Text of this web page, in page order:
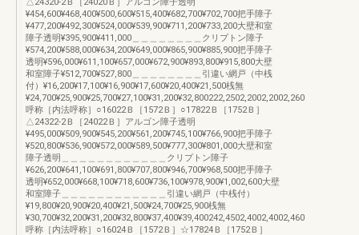
¥454,600¥468,400¥500,600¥515,400¥682,700¥702,700把手障子
¥477,200¥492,300¥524,000¥539,900¥711,200¥733,200大壁和室
障子透明¥395,900¥411,000＿＿＿＿＿＿＿＿クリプトン障子
¥574,200¥588,000¥634,200¥649,000¥865,900¥885,900把手障子
透明¥596,000¥611,100¥657,000¥672,900¥893,800¥915,800大壁
和室障子¥512,700¥527,800＿＿＿＿＿＿＿＿引違い網戸（中桟
付）¥16,200¥17,100¥16,900¥17,600¥20,400¥21,500桟無
¥24,700¥25,900¥25,700¥27,100¥31,200¥32,800222,2502,2002,2002,260
呼称［内法呼称］○16022Ｂ［1572Ｂ］○17822Ｂ［1752Ｂ］
△24322-2Ｂ［24022Ｂ］アルゴン障子透明
¥495,000¥509,900¥545,200¥561,200¥745,100¥766,900把手障子
¥520,800¥536,900¥572,000¥589,500¥777,300¥801,000大壁和室
障子透明＿＿＿＿＿＿＿＿＿＿＿＿クリプトン障子
¥626,200¥641,100¥691,800¥707,800¥946,700¥968,500把手障子
透明¥652,000¥668,100¥718,600¥736,100¥978,900¥1,002,600大壁
和室障子＿＿＿＿＿＿＿＿＿＿＿＿引違い網戸（中桟付）
¥19,800¥20,900¥20,400¥21,500¥24,700¥25,900桟無
¥30,700¥32,200¥31,200¥32,800¥37,400¥39,400242,4502,4002,4002,460
呼称［内法呼称］○16024Ｂ［1572Ｂ］☆17824Ｂ［1752Ｂ］